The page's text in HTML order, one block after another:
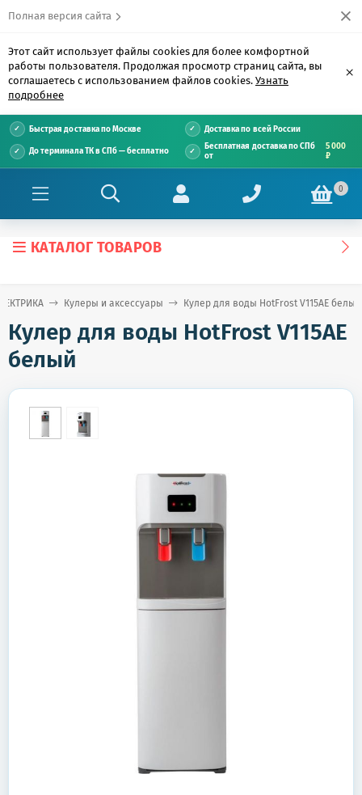
Полная версия сайта
Этот сайт использует файлы cookies для более комфортной
работы пользователя. Продолжая просмотр страниц сайта, вы
соглашаетесь с использованием файлов cookies. Узнать
подробнее
×
Быстрая доставка по Москве Доставка по всей России
До терминала ТК в СПб — бесплатно
Бесплатная доставка по СПб
от
5 000
₽
0
КАТАЛОГ ТОВАРОВ
Кулеры и аксессуары Кулер для воды HotFrost V115AE белый
Кулер для воды HotFrost V115AE
белый